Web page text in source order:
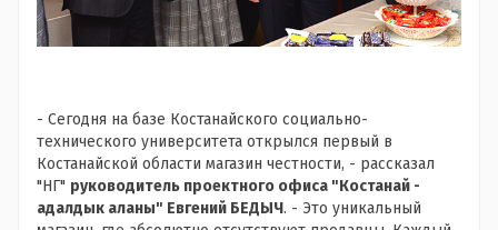
- Сегодня на базе Костанайского социально-
технического университета открылся первый в
Костанайской области магазин честности, - рассказал
"НГ" руководитель проектного офиса "Костанай -
адалдык аланы" Евгений БЕДЫЧ. - Это уникальный